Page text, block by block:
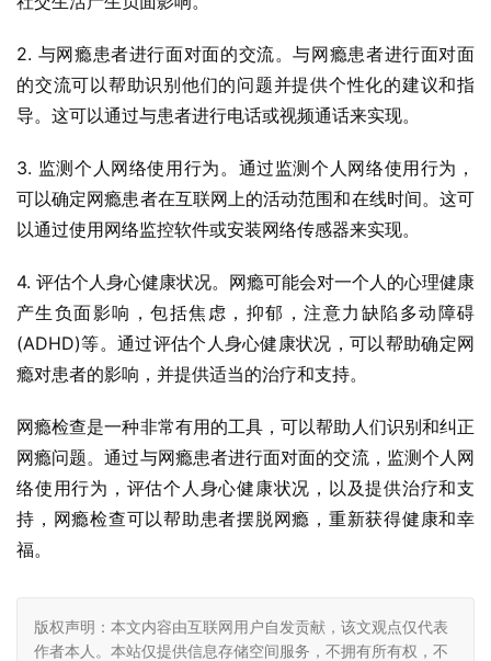
2. 与网瘾患者进行面对面的交流。与网瘾患者进行面对面
的交流可以帮助识别他们的问题并提供个性化的建议和指
导。这可以通过与患者进行电话或视频通话来实现。
3. 监测个人网络使用行为。通过监测个人网络使用行为，
可以确定网瘾患者在互联网上的活动范围和在线时间。这可
以通过使用网络监控软件或安装网络传感器来实现。
4. 评估个人身心健康状况。网瘾可能会对一个人的心理健康
产生负面影响，包括焦虑，抑郁，注意力缺陷多动障碍
(ADHD)等。通过评估个人身心健康状况，可以帮助确定网
瘾对患者的影响，并提供适当的治疗和支持。
网瘾检查是一种非常有用的工具，可以帮助人们识别和纠正
网瘾问题。通过与网瘾患者进行面对面的交流，监测个人网
络使用行为，评估个人身心健康状况，以及提供治疗和支
持，网瘾检查可以帮助患者摆脱网瘾，重新获得健康和幸
福。
版权声明：本文内容由互联网用户自发贡献，该文观点仅代表
作者本人。本站仅提供信息存储空间服务，不拥有所有权，不